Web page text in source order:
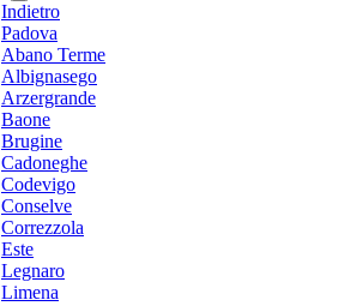
Indietro
Padova
Abano Terme
Albignasego
Arzergrande
Baone
Brugine
Cadoneghe
Codevigo
Conselve
Correzzola
Este
Legnaro
Limena